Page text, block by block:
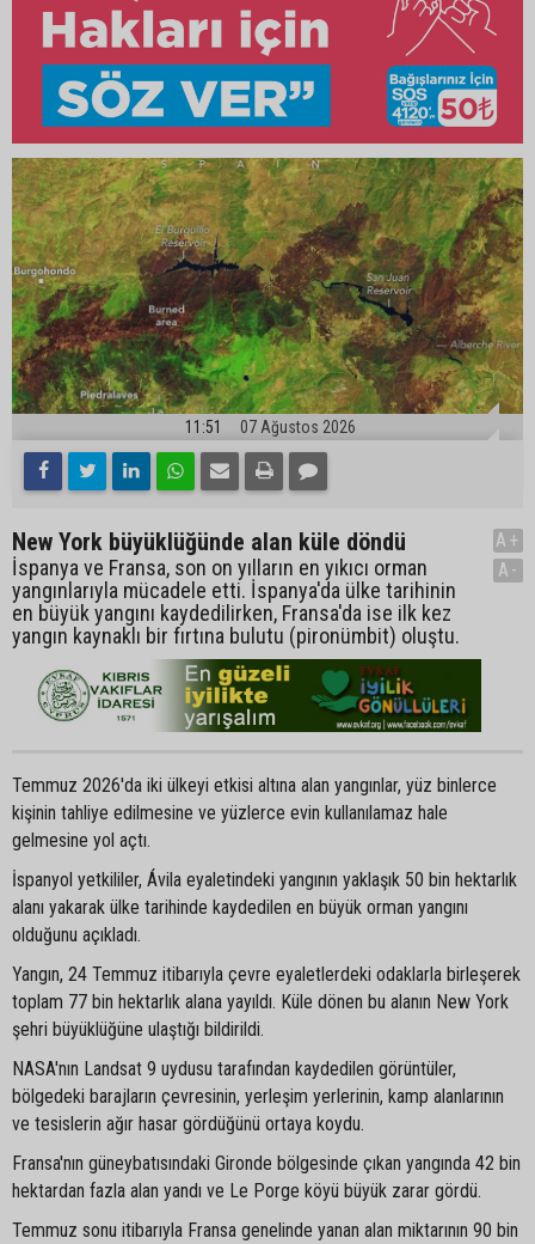
11:51 07 Ağustos 2026
New York büyüklüğünde alan küle döndü
İspanya ve Fransa, son on yılların en yıkıcı orman
yangınlarıyla mücadele etti. İspanya'da ülke tarihinin
en büyük yangını kaydedilirken, Fransa'da ise ilk kez
yangın kaynaklı bir fırtına bulutu (pironümbit) oluştu.
A+
A-
Temmuz 2026'da iki ülkeyi etkisi altına alan yangınlar, yüz binlerce
kişinin tahliye edilmesine ve yüzlerce evin kullanılamaz hale
gelmesine yol açtı.
İspanyol yetkililer, Ávila eyaletindeki yangının yaklaşık 50 bin hektarlık
alanı yakarak ülke tarihinde kaydedilen en büyük orman yangını
olduğunu açıkladı.
Yangın, 24 Temmuz itibarıyla çevre eyaletlerdeki odaklarla birleşerek
toplam 77 bin hektarlık alana yayıldı. Küle dönen bu alanın New York
şehri büyüklüğüne ulaştığı bildirildi.
NASA'nın Landsat 9 uydusu tarafından kaydedilen görüntüler,
bölgedeki barajların çevresinin, yerleşim yerlerinin, kamp alanlarının
ve tesislerin ağır hasar gördüğünü ortaya koydu.
Fransa'nın güneybatısındaki Gironde bölgesinde çıkan yangında 42 bin
hektardan fazla alan yandı ve Le Porge köyü büyük zarar gördü.
Temmuz sonu itibarıyla Fransa genelinde yanan alan miktarının 90 bin